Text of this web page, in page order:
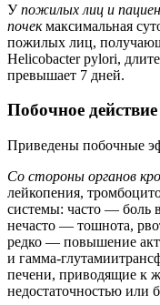
Упожилых лиц и
почекмаксимальная
пожилых лиц,
Helicobacter pylori,
превышает 7 дней.
Побочное действие
Приведены побочные
Со стороны органов
лейкопения,
системы: часто — боль
нечасто — тошнота,
редко — повышение
и гамма-
печени, приводящие к
недостаточностью или